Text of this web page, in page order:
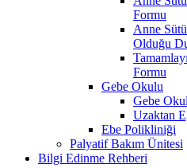
Formu
Anne
Olduğu
Formu
Gebe Okulu
Gebe
Uzaktan
Ebe Polikliniği
Palyatif Bakım Ünitesi
Bilgi Edinme Rehberi